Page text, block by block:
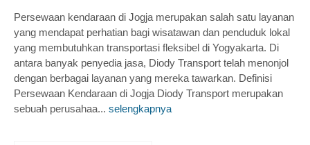
Persewaan kendaraan di Jogja merupakan salah satu layanan
yang mendapat perhatian bagi wisatawan dan penduduk lokal
yang membutuhkan transportasi fleksibel di Yogyakarta. Di
antara banyak penyedia jasa, Diody Transport telah menonjol
dengan berbagai layanan yang mereka tawarkan. Definisi
Persewaan Kendaraan di Jogja Diody Transport merupakan
sebuah perusahaa... selengkapnya